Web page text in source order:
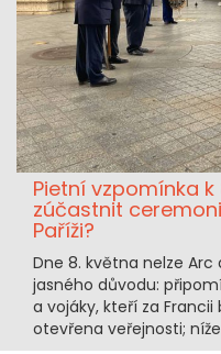
Pietní vzpomínka k
zúčastnit
Paříži?
Dne 8. května nelze
jasného důvodu:
a vojáky, kteří za
otevřena veřejnosti;